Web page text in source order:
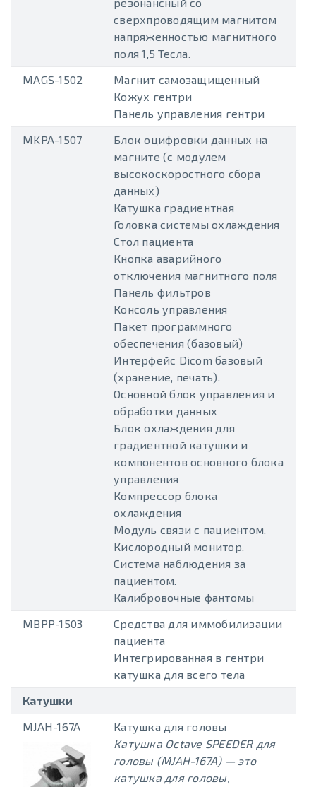
сверхпроводящим магнитом
напряженностью магнитного
поля 1,5 Тесла.
MAGS-1502
Магнит самозащищенный
Кожух гентри
Панель управления гентри
MKPA-1507
Блок оцифровки данных на
магните (с модулем
высокоскоростного сбора
данных)
Катушка градиентная
Головка системы охлаждения
Стол пациента
Кнопка аварийного
отключения магнитного поля
Панель фильтров
Консоль управления
Пакет программного
обеспечения (базовый)
Интерфейс Dicom базовый
(хранение, печать).
Основной блок управления и
обработки данных
Блок охлаждения для
градиентной катушки и
компонентов основного блока
управления
Компрессор блока
охлаждения
Модуль связи с пациентом.
Кислородный монитор.
Система наблюдения за
пациентом.
Калибровочные фантомы
MBPP-1503
Средства для иммобилизации
пациента
Интегрированная в гентри
катушка для всего тела
Катушки
MJAH-167A
Катушка для головы
Катушка Octave SPEEDER для
головы (MJAH-167A) — это
катушка для головы,